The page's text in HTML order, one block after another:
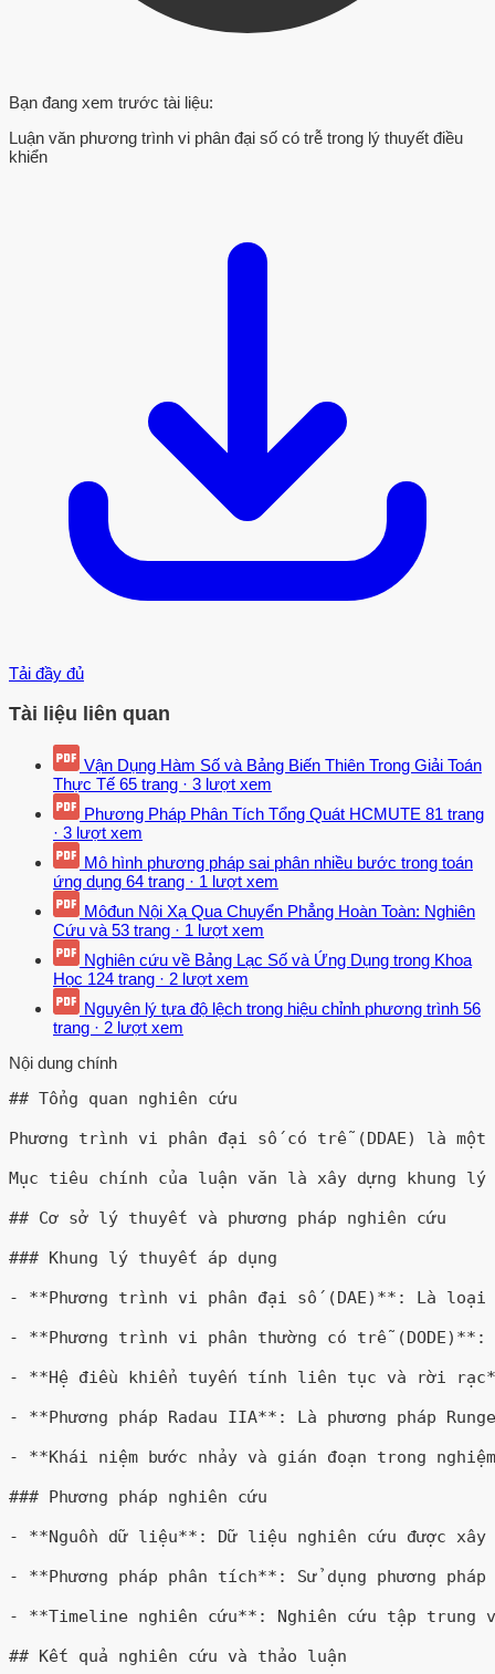
Bạn đang xem trước tài liệu:
Luận văn phương trình vi phân đại số có trễ trong lý thuyết điều
khiển
Tải đầy đủ
Tài liệu liên quan
Vận Dụng Hàm Số và Bảng Biến Thiên Trong Giải Toán
Thực Tế 65 trang · 3 lượt xem
Phương Pháp Phân Tích Tổng Quát HCMUTE 81 trang
· 3 lượt xem
Mô hình phương pháp sai phân nhiều bước trong toán
ứng dụng 64 trang · 1 lượt xem
Môđun Nội Xạ Qua Chuyển Phẳng Hoàn Toàn: Nghiên
Cứu và 53 trang · 1 lượt xem
Nghiên cứu về Bảng Lạc Số và Ứng Dụng trong Khoa
Học 124 trang · 2 lượt xem
Nguyên lý tựa độ lệch trong hiệu chỉnh phương trình 56
trang · 2 lượt xem
Nội dung chính
## Tổng quan nghiên cứu
Phương trình vi phân đại số có trễ (DDAE) là
Mục tiêu chính của luận văn là xây dựng khung
## Cơ sở lý thuyết và phương pháp nghiên cứu
### Khung lý thuyết áp dụng
- **Phương trình vi phân đại số (DAE)**: Là loại
- **Phương trình vi phân thường có trễ
- **Hệ điều khiển tuyến tính liên tục và rời rạc**:
- **Phương pháp Radau IIA**: Là phương pháp
- **Khái niệm bước nhảy và gián đoạn trong
### Phương pháp nghiên cứu
- **Nguồn dữ liệu**: Dữ liệu nghiên cứu được
- **Phương pháp phân tích**: Sử dụng phương
- **Timeline nghiên cứu**: Nghiên cứu tập trung
## Kết quả nghiên cứu và thảo luận